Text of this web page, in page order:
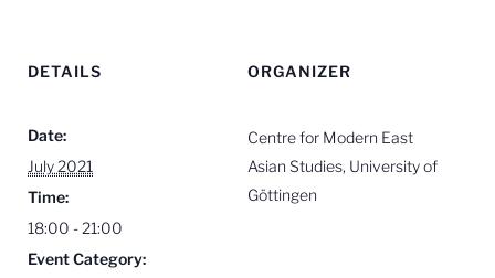
DETAILS
Date:
July 2021
Time:
18:00 - 21:00
Event Category:
ORGANIZER
Centre for Modern East
Asian Studies, University of
Göttingen